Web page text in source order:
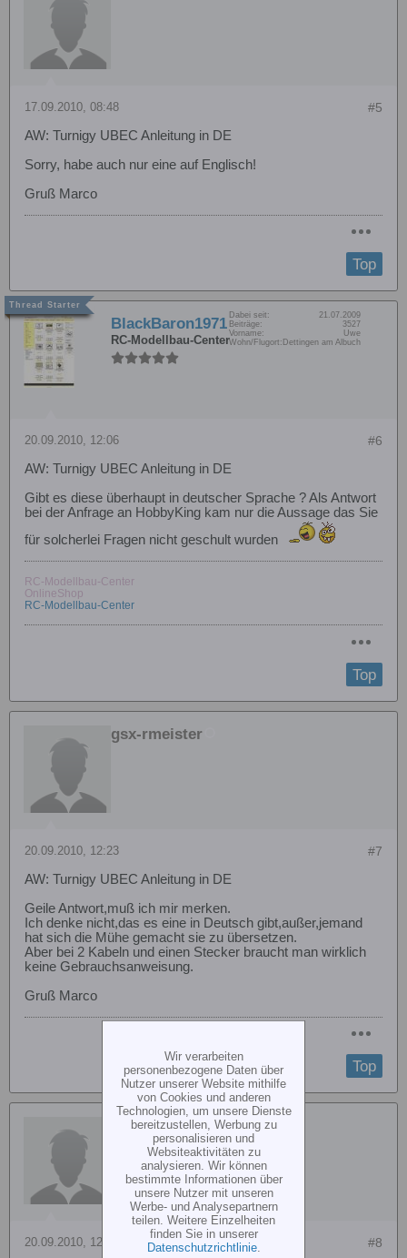
#5
17.09.2010, 08:48
AW: Turnigy UBEC Anleitung in DE
Sorry, habe auch nur eine auf Englisch!
Gruß Marco
Top
BlackBaron1971
RC-Modellbau-Center
Dabei seit:
21.07.2009
Beiträge:
3527
Vorname:
Uwe
Wohn/Flugort: Dettingen am Albuch
#6
20.09.2010, 12:06
AW: Turnigy UBEC Anleitung in DE
Gibt es diese überhaupt in deutscher Sprache ? Als Antwort
bei der Anfrage an HobbyKing kam nur die Aussage das Sie
für solcherlei Fragen nicht geschult wurden
RC-Modellbau-Center
OnlineShop
RC-Modellbau-Center
Top
gsx-rmeister
#7
20.09.2010, 12:23
AW: Turnigy UBEC Anleitung in DE
Geile Antwort,muß ich mir merken.
Ich denke nicht,das es eine in Deutsch gibt,außer,jemand
hat sich die Mühe gemacht sie zu übersetzen.
Aber bei 2 Kabeln und einen Stecker braucht man wirklich
keine Gebrauchsanweisung.
Gruß Marco
Top
DEMIC
#8
20.09.2010, 12:47
Wir verarbeiten
personenbezogene Daten über
Nutzer unserer Website mithilfe
von Cookies und anderen
Technologien, um unsere Dienste
bereitzustellen, Werbung zu
personalisieren und
Websiteaktivitäten zu
analysieren. Wir können
bestimmte Informationen über
unsere Nutzer mit unseren
Werbe- und Analysepartnern
teilen. Weitere Einzelheiten
finden Sie in unserer
Datenschutzrichtlinie.